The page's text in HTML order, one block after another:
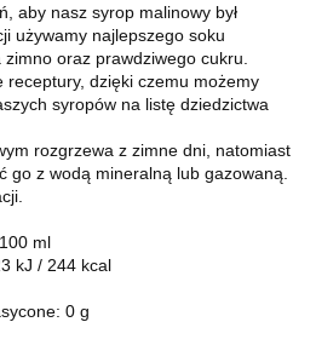
aby nasz syrop malinowy był
używamy najlepszego soku
oraz prawdziwego cukru.
receptury, dzięki czemu możemy
syropów na listę dziedzictwa
rozgrzewa z zimne dni, natomiast
go z wodą mineralną lub gazowaną.
ml
kJ / 244 kcal
0 g